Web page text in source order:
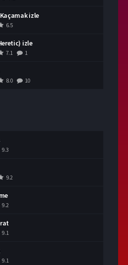
izle
6.5
izle
7.1 1
8.0 10
9.3
9.2
9.2
9.1
9.1